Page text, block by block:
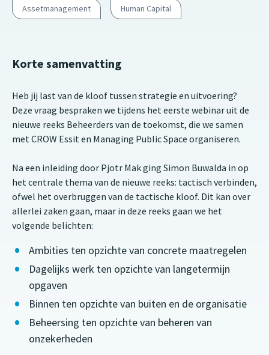
Assetmanagement Human Capital
Korte samenvatting
Heb jij last van de kloof tussen strategie en uitvoering?
Deze vraag bespraken we tijdens het eerste webinar uit de
nieuwe reeks Beheerders van de toekomst, die we samen
met CROW Essit en Managing Public Space organiseren.
Na een inleiding door Pjotr Mak ging Simon Buwalda in op
het centrale thema van de nieuwe reeks: tactisch verbinden,
ofwel het overbruggen van de tactische kloof. Dit kan over
allerlei zaken gaan, maar in deze reeks gaan we het
volgende belichten:
Ambities ten opzichte van concrete maatregelen
Dagelijks werk ten opzichte van langetermijn
opgaven
Binnen ten opzichte van buiten en de organisatie
Beheersing ten opzichte van beheren van
onzekerheden